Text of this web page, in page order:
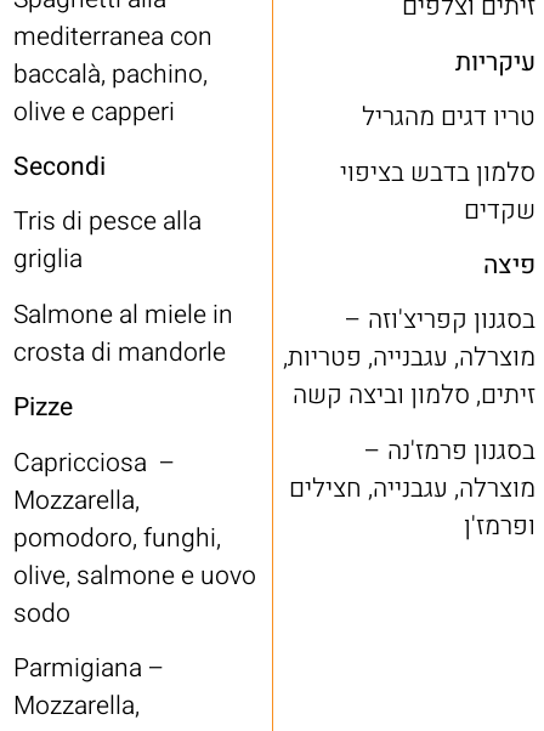
עיקריות
טריו דגים מהגריל
סלמון בדבש בציפוי
שקדים
פיצה
בסגנון קפריצ'וזה –
מוצרלה, עגבנייה, פטריות,
זיתים, סלמון וביצה קשה
בסגנון פרמז'נה –
מוצרלה, עגבנייה, חצילים
ופרמז'ן
mediterranea con
baccalà, pachino,
olive e capperi
Secondi
Tris di pesce alla
griglia
Salmone al miele in
crosta di mandorle
Pizze
Capricciosa –
Mozzarella,
pomodoro, funghi,
olive, salmone e uovo
sodo
Parmigiana –
Mozzarella,